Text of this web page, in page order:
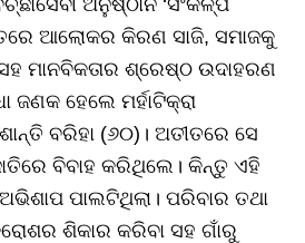
ଅନୁଷ୍ଠାନ ‘ସଂକଳ୍ପ
ଆଲୋକର କିରଣ ସାଜି, ସମାଜକୁ
ସହ ମାନବିକତାର ଶ୍ରେଷ୍ଠ ଉଦାହରଣ
ହେଲେ ମର୍ହାଟିକ୍ରା
ବରିହା (୬୦)। ଅତୀତରେ ସେ
ବିବାହ କରିଥିଲେ। କିନ୍ତୁ ଏହି
ପାଲଟିଥିଲା। ପରିବାର ତଥା
ଶିକାର କରିବା ସହ ଗାଁରୁ